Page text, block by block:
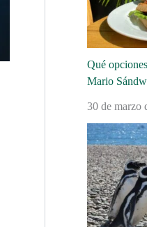
Qué
Mario
30 de marzo